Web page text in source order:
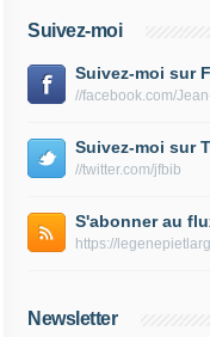
Suivez-moi
Suivez-moi sur
//facebook.com/
Suivez-moi sur
//twitter.com/jfbib
S'abonner au
Newsletter